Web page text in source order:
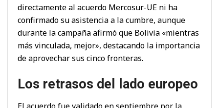
directamente al acuerdo Mercosur-UE ni ha
confirmado su asistencia a la cumbre, aunque
durante la campaña afirmó que Bolivia «mientras
más vinculada, mejor», destacando la importancia
de aprovechar sus cinco fronteras.
Los retrasos del lado europeo